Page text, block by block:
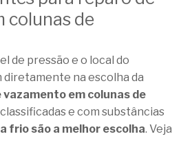
colunas de
de pressão e o local do
na escolha da
vazamento em colunas de
e com substâncias
frio são a melhor escolha. Veja